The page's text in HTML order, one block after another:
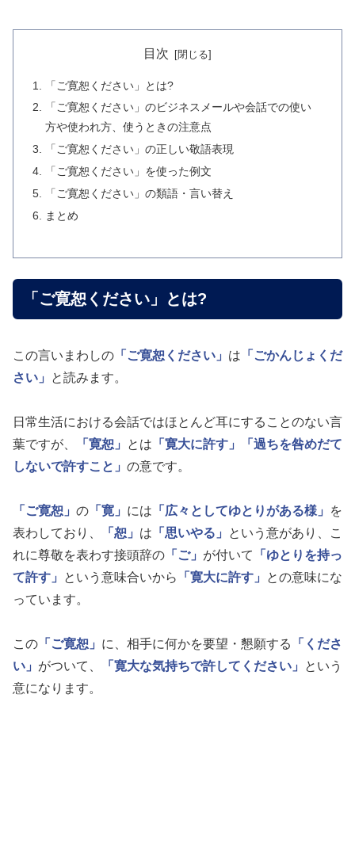
目次
「ご寛恕ください」とは?
「ご寛恕ください」のビジネスメールや会話での使い
方や使われ方、使うときの注意点
「ご寛恕ください」の正しい敬語表現
「ご寛恕ください」を使った例文
「ご寛恕ください」の類語・言い替え
まとめ
「ご寛恕ください」とは?
この言いまわしの 「ご寛恕ください」 は 「ごかんじょくだ
さい」
と読みます。
日常生活における会話ではほとんど耳にすることのない言
葉ですが、
「寛恕」 とは 「寛大に許す」
「過ちを咎めだて
しないで許すこと」 の意です。
「ご寛恕」 の 「寛」 には 「広々としてゆとりがある様」
を
表わしており、
「恕」 は 「思いやる」
という意があり、こ
れに尊敬を表わす接頭辞の 「ご」 が付いて
「ゆとりを持っ
て許す」
という意味合いから 「寛大に許す」
との意味にな
っています。
この 「ご寛恕」 に、相手に何かを要望・懇願する
「くださ
い」 がついて、 「寛大な気持ちで許してください」
という
意になります。